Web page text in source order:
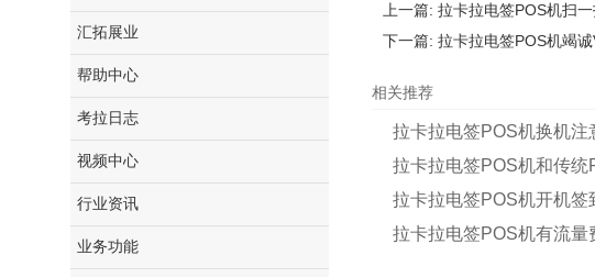
汇拓展业
帮助中心
考拉日志
视频中心
行业资讯
业务功能
上一篇: 拉卡拉电签POS机扫
下一篇: 拉卡拉电签POS机竭
相关推荐
拉卡拉电签POS机换机注
拉卡拉电签POS机和传统
拉卡拉电签POS机开机签
拉卡拉电签POS机有流量